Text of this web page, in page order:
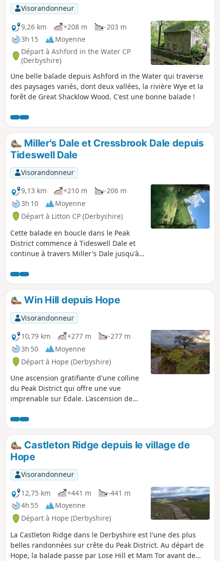
Visorandonneur
9,26 km
+208 m
-203 m
3h 15
Moyenne
Départ à Ashford in the Water CP
(Derbyshire)
Une belle balade depuis Ashford in the Water qui traverse
des paysages variés, dont deux vallées, la rivière Wye et la
forêt de Great Shacklow Wood. C'est une bonne balade !
Miller's Dale et Cressbrook Dale depuis
Tideswell Dale
Visorandonneur
9,13 km
+210 m
-206 m
3h 10
Moyenne
Départ à Litton CP (Derbyshire)
Cette balade en boucle dans le Peak
District commence à Tideswell Dale et
continue à travers Miller's Dale jusqu'à
découvrir cette région très appréciée
des randonneurs.
Win Hill depuis Hope
Visorandonneur
10,79 km
+277 m
-277 m
3h 50
Moyenne
Départ à Hope (Derbyshire)
Une ascension gratifiante d'une colline
du Peak District qui offre une vue
imprenable sur Edale. L'ascension de
jusqu'à la crête, mais le reste de la
randonnée est facile et relaxant.
Castleton Ridge depuis le village de
Hope
Visorandonneur
12,75 km
+441 m
-441 m
4h 55
Moyenne
Départ à Hope (Derbyshire)
La Castleton Ridge dans le Derbyshire est l'une des plus
belles randonnées sur crête du Peak District. Au départ de
Hope, la balade passe par Lose Hill et Mam Tor avant de